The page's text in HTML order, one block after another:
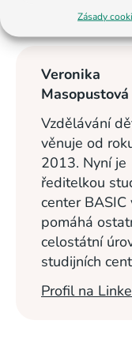
Zásady
< Na všechny
Veronika
Masopustová
Vzdělávání
věnuje od
2013. Nyní je
ředitelkou
center BASIC
pomáhá
celostátní
studijních
Profil na